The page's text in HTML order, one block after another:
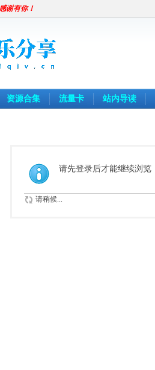
谢有你！
资源合集 流量卡 站内导读
请先登录后才能继续浏览
请稍候...